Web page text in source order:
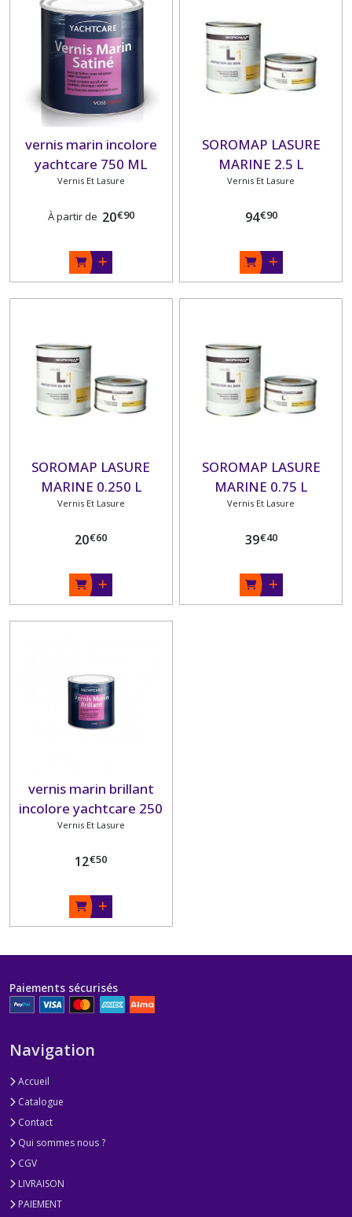
vernis marin incolore
yachtcare 750 ML
Vernis Et Lasure
À partir de 20€90
SOROMAP LASURE
MARINE 2.5 L
Vernis Et Lasure
94€90
SOROMAP LASURE
MARINE 0.250 L
Vernis Et Lasure
20€60
SOROMAP LASURE
MARINE 0.75 L
Vernis Et Lasure
39€40
vernis marin brillant
incolore yachtcare 250
ML
Vernis Et Lasure
12€50
Paiements sécurisés
Navigation
Accueil
Catalogue
Contact
Qui sommes nous ?
CGV
LIVRAISON
PAIEMENT